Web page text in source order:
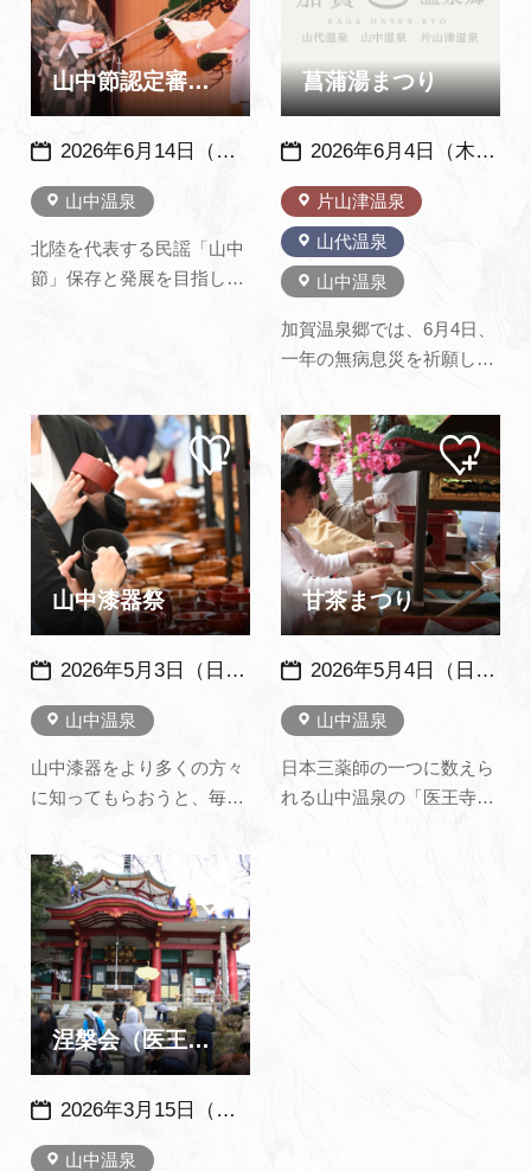
※今年度の舞初め鑑賞会は
終了しました
ます。本展では、ブロンズ
などの金属に着色技法など
を用いて立体作品15～20点
を出展いたし…
山中節認定審査会
山中温泉
2026年6月14日（日） ※例年、６月の第２日曜日開催
北陸を代表する民謡「山中
節」保存と発展を目指し3
加は事前申込みが必要で
す。
菖蒲湯まつり
片山津温泉
山代温泉
山中温泉
2026年6月4日（木）・5日（金）（山中・片山津は6月4日のみ開催 ）※毎年、同日開催
加賀温泉郷では、6月4日、
一年の無病息災を祈願し、
各温泉で行われます。山代
温泉では、毎年6月4日から
5日の2日間に亘り勇壮に繰
り広げられます。 祭りの初
日、若者たちが菖蒲を俵に
詰め込んだ神輿を担ぎ、温
泉街をかけ声も勇ましく練
り…
山中漆器祭
山中温泉
2026年5月3日（日）・4日（月祝）※例年：GW中に開催
山中漆器をより多くの方々
に知ってもらおうと、毎年
中温泉菊の湯ラウンジで催
されています。日ごろ漆器
製品が欲しいと思っていた
人は、すてきな山中漆器を
お手ごろ価格で買えるチャ
ンスです。 そのほか特設ス
テージではいろいろな催し
が…
マイ
ペー
ジに
追加
甘茶まつり
山中温泉
2026年5月4日（日） 例年：同日開催
日本三薬師の一つに数えら
れる山中温泉の「医王寺」
マイ
ペー
ジに
追加
涅槃会（医王寺）
山中温泉
2026年3月15日（日）毎年：同日開催
ペー
ジに
追加